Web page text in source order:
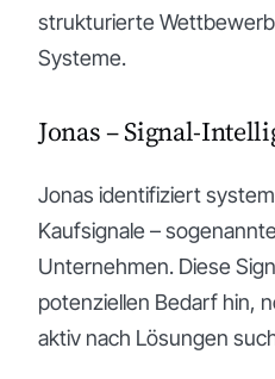
strukturierte
Systeme.
Jonas – Signal-
Jonas identifiziert
Kaufsignale –
Unternehmen. Diese
potenziellen Bedarf hin,
aktiv nach Lösungen